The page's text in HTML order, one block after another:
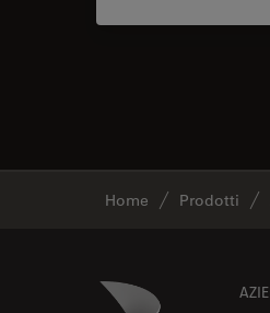
Home Prodotti
Danaher Logo